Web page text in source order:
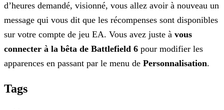
d’heures demandé, visionné, vous allez avoir à nouveau un
message qui vous dit que les récompenses sont disponibles
sur votre compte de jeu EA. Vous avez juste à vous
connecter à la bêta de Battlefield 6 pour modifier les
apparences en passant par le menu de Personnalisation.
Tags